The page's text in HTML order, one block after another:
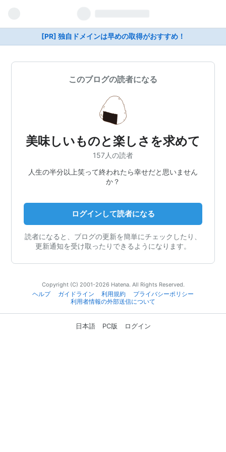
[PR] 独自ドメインは早めの取得がおすすめ！
このブログの読者になる
美味しいものと楽しさを求めて
157人の読者
人生の半分以上笑って終われたら幸せだと思いません
か？
ログインして読者になる
読者になると、ブログの更新を簡単にチェックしたり、
更新通知を受け取ったりできるようになります。
Copyright (C) 2001-2026 Hatena. All Rights Reserved.
ヘルプ
ガイドライン 利用規約
プライバシーポリシー
利用者情報の外部送信について
日本語 PC版 ログイン